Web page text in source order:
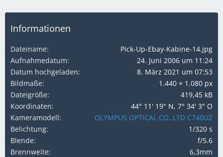
Informationen
Dateiname
Pick-Up-Ebay-Kabine-14.jpg
Aufnahmedatum
24. Juni 2006 um 11:24
Datum hochgeladen
8. März 2021 um 07:53
Bildmaße
1.440 × 1.080 px
Dateigröße
419,45 kB
Koordinaten
44° 11' 19" N, 7° 34' 3" O
Kameramodell
OLYMPUS OPTICAL CO.,LTD C740UZ
Belichtung
1/320 s
Blende
f/5.6
Brennweite
6,3mm